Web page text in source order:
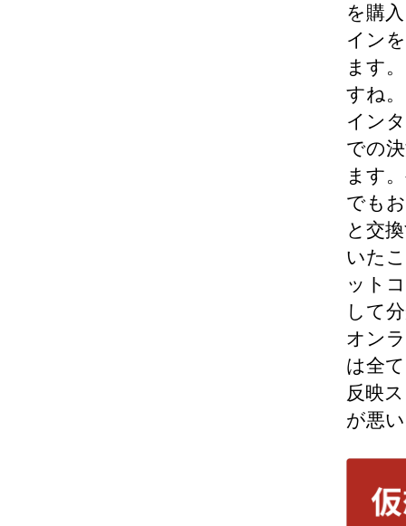
を購
イン
ます
すね
イン
での
ます
でも
と交
いた
ット
して
オン
は全
反映
が悪